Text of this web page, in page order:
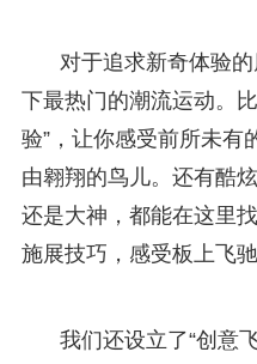
对于追求新奇体验
下最热门的潮流运动。
验”，让你感受前所未有
由翱翔的鸟儿。还有酷
还是大神，都能在这里
施展技巧，感受板上飞驰
我们还设立了“创意